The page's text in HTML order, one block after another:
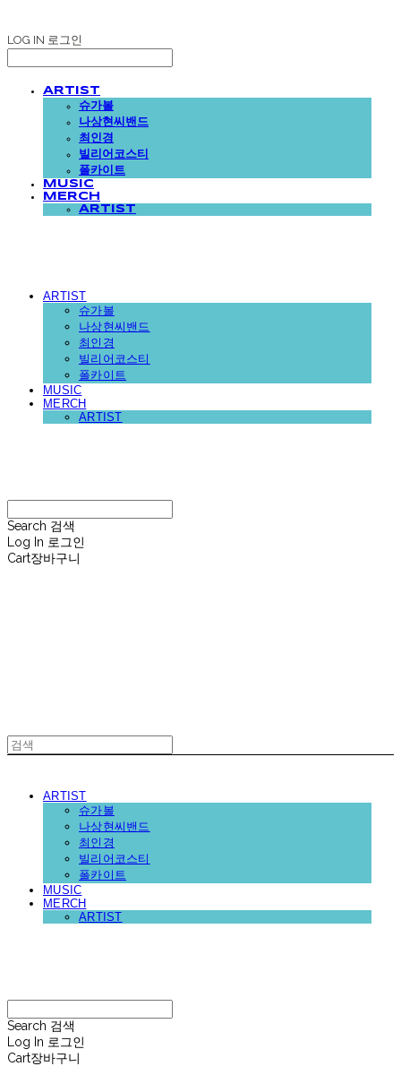
LOG IN 로그인
ARTIST
슈가볼
나상현씨밴드
최인경
빌리어코스티
폴카이트
MUSIC
MERCH
ARTIST
ARTIST
슈가볼
나상현씨밴드
최인경
빌리어코스티
폴카이트
MUSIC
MERCH
ARTIST
Search 검색
Log In 로그인
Cart장바구니
ARTIST
슈가볼
나상현씨밴드
최인경
빌리어코스티
폴카이트
MUSIC
MERCH
ARTIST
Search 검색
Log In 로그인
Cart장바구니